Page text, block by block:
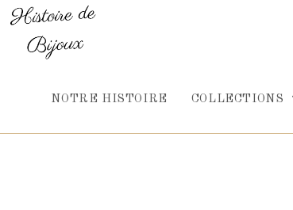
Skip
content
NOTRE HISTOIRE COLLECTIONS